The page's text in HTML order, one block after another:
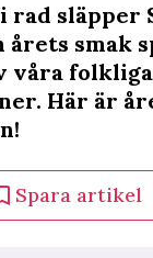
rad släpper
årets smak
våra folkliga
Här är
Spara artikel